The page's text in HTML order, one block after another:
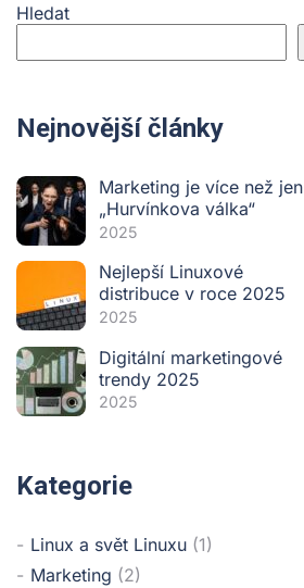
Hledat
Nejnovější články
Marketing je více než jen
„Hurvínkova válka“
2025
Nejlepší Linuxové
distribuce v roce 2025
2025
Digitální marketingové
trendy 2025
2025
Kategorie
Linux a svět Linuxu (1)
Marketing (2)